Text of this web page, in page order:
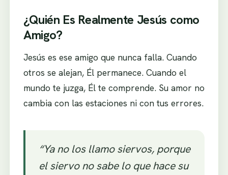
¿Quién Es Realmente Jesús como
Amigo?
Jesús es ese amigo que nunca falla. Cuando
otros se alejan, Él permanece. Cuando el
mundo te juzga, Él te comprende. Su amor no
cambia con las estaciones ni con tus errores.
“Ya no los llamo siervos, porque
el siervo no sabe lo que hace su